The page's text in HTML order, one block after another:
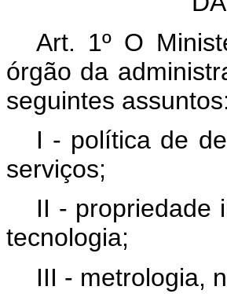
Art. 1º O
órgão da
seguintes assuntos:
I - política de
serviços;
II - propriedade
tecnologia;
III - metrologia,